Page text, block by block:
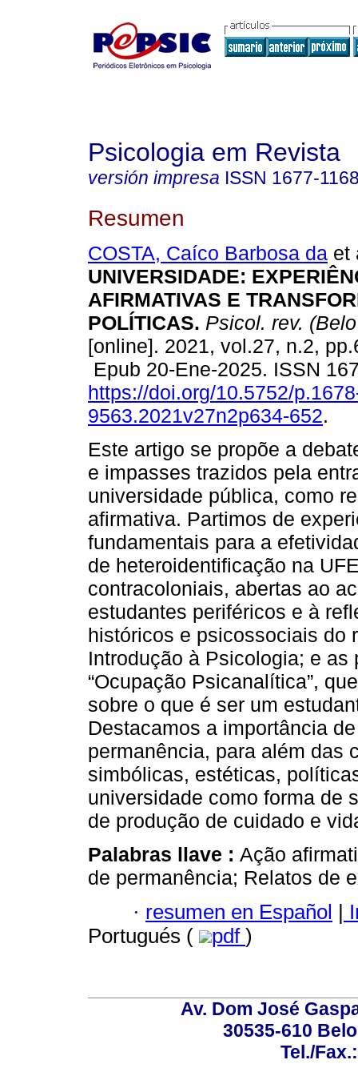
Psicologia em Revista
versión impresa ISSN 1677-
Resumen
COSTA, Caíco Barbosa da et
UNIVERSIDADE:
AFIRMATIVAS E
POLÍTICAS. Psicol. rev.
[online]. 2021, vol.27, n.2,
Epub 20-Ene-2025. ISSN
https://doi.org/10.5752/
9563.2021v27n2p634-652.
Este artigo se propõe a
e impasses trazidos pela
universidade pública, como
afirmativa. Partimos de
fundamentais para a
de heteroidentificação na
contracoloniais, abertas ao
estudantes periféricos e à
históricos e psicossociais do
Introdução à Psicologia; e
“Ocupação Psicanalítica”,
sobre o que é ser um
Destacamos a importância
permanência, para além das
simbólicas, estéticas,
universidade como forma de
de produção de cuidado e
Palabras llave : Ação
de permanência; Relatos de
· resumen en Español |
Portugués (
pdf )
Av. Dom José
30535-610
Tel./